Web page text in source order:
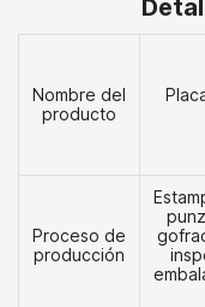
Nombre del
producto
Proceso de
producción